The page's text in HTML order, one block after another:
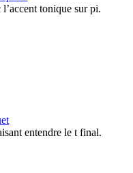
tonique sur pi.
entendre le t final.